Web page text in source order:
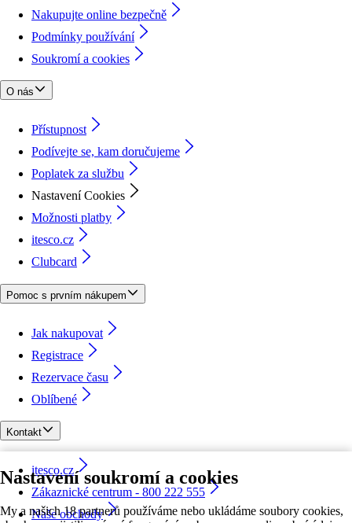
Nastavení soukromí a cookies
My a našich 18 partnerů používáme nebo ukládáme soubory cookies,
Nakupujte online bezpečně
Podmínky používání
Soukromí a cookies
O nás
Přístupnost
Podívejte se, kam doručujeme
Poplatek za službu
Nastavení Cookies
Možnosti platby
itesco.cz
Clubcard
Pomoc s prvním nákupem
Jak nakupovat
Registrace
Rezervace času
Oblíbené
Kontakt
itesco.cz
Zákaznické centrum - 800 222 555
Naše obchody